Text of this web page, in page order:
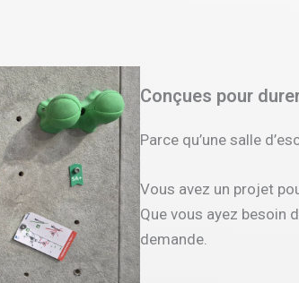
Conçues pour
Parce qu’une salle
Vous avez un projet
Que vous ayez besoin
demande.